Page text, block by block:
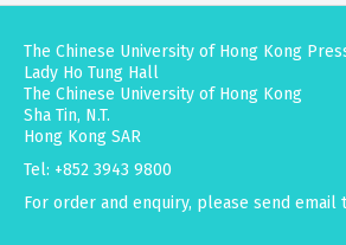
The Chinese University of Hong Kong
Lady Ho Tung Hall
The Chinese University of Hong Kong
Sha Tin, N.T.
Hong Kong SAR
Tel: +852 3943 9800
For order and enquiry, please send email